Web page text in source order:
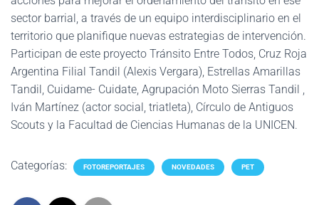
sector barrial, a través de un equipo interdisciplinario en el
territorio que planifique nuevas estrategias de intervención.
Participan de este proyecto Tránsito Entre Todos, Cruz Roja
Argentina Filial Tandil (Alexis Vergara), Estrellas Amarillas
Tandil, Cuidame- Cuidate, Agrupación Moto Sierras Tandil ,
Iván Martínez (actor social, triatleta), Círculo de Antiguos
Scouts y la Facultad de Ciencias Humanas de la UNICEN.
Categorías: FOTOREPORTAJES NOVEDADES PET